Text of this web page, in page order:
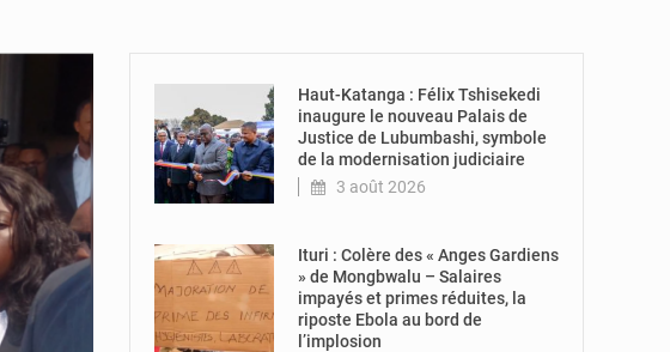
Haut-Katanga : Félix Tshisekedi
inaugure le nouveau Palais de
Justice de Lubumbashi, symbole
de la modernisation judiciaire
3 août 2026
Ituri : Colère des « Anges Gardiens
» de Mongbwalu – Salaires
impayés et primes réduites, la
riposte Ebola au bord de
l’implosion